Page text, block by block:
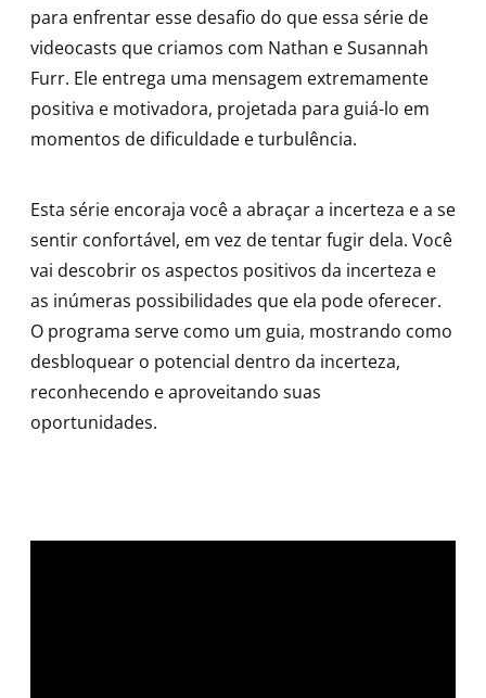
para enfrentar esse desafio do que essa série de
videocasts que criamos com Nathan e Susannah
Furr. Ele entrega uma mensagem extremamente
positiva e motivadora, projetada para guiá-lo em
momentos de dificuldade e turbulência.
Esta série encoraja você a abraçar a incerteza e a se
sentir confortável, em vez de tentar fugir dela. Você
vai descobrir os aspectos positivos da incerteza e
as inúmeras possibilidades que ela pode oferecer.
O programa serve como um guia, mostrando como
desbloquear o potencial dentro da incerteza,
reconhecendo e aproveitando suas
oportunidades.